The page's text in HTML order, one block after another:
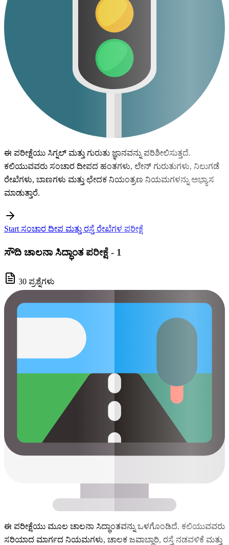
ಈ ಪರೀಕ್ಷೆಯು ಸಿಗ್ನಲ್ ಮತ್ತು ಗುರುತು ಜ್ಞಾನವನ್ನು ಪರಿಶೀಲಿಸುತ್ತದೆ.
ಕಲಿಯುವವರು ಸಂಚಾರ ದೀಪದ ಹಂತಗಳು, ಲೇನ್ ಗುರುತುಗಳು, ನಿಲುಗಡೆ
ರೇಖೆಗಳು, ಬಾಣಗಳು ಮತ್ತು ಛೇದಕ ನಿಯಂತ್ರಣ ನಿಯಮಗಳನ್ನು ಅಭ್ಯಾಸ
ಮಾಡುತ್ತಾರೆ.
Start ಸಂಚಾರ ದೀಪ ಮತ್ತು ರಸ್ತೆ ರೇಖೆಗಳ ಪರೀಕ್ಷೆ
ಸೌದಿ ಚಾಲನಾ ಸಿದ್ಧಾಂತ ಪರೀಕ್ಷೆ - 1
30 ಪ್ರಶ್ನೆಗಳು
ಈ ಪರೀಕ್ಷೆಯು ಮೂಲ ಚಾಲನಾ ಸಿದ್ಧಾಂತವನ್ನು ಒಳಗೊಂಡಿದೆ. ಕಲಿಯುವವರು
ಸರಿಯಾದ ಮಾರ್ಗದ ನಿಯಮಗಳು, ಚಾಲಕ ಜವಾಬ್ದಾರಿ, ರಸ್ತೆ ನಡವಳಿಕೆ ಮತ್ತು